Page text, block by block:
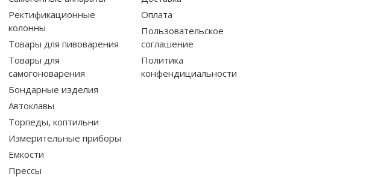
Ректификационные
колонны
Товары для пивоварения
Товары для
самогоноварения
Бондарные изделия
Автоклавы
Торпеды, коптильни
Измерительные приборы
Емкости
Прессы
Оплата
Пользовательское
соглашение
Политика
конфендициальности